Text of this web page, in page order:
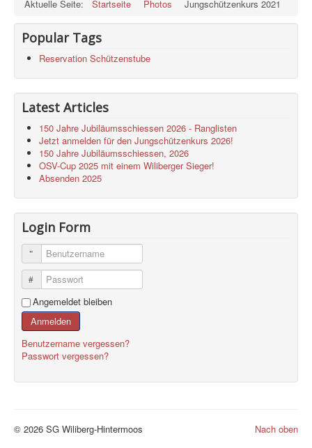
Aktuelle Seite:
Startseite Photos Jungschützenkurs 2021
Popular Tags
Reservation Schützenstube
Latest Articles
150 Jahre Jubiläumsschiessen 2026 - Ranglisten
Jetzt anmelden für den Jungschützenkurs 2026!
150 Jahre Jubiläumsschiessen, 2026
OSV-Cup 2025 mit einem Wiliberger Sieger!
Absenden 2025
Login Form
Benutzername
Passwort
Angemeldet bleiben
Anmelden
Benutzername vergessen?
Passwort vergessen?
Nach oben
© 2026 SG Wiliberg-Hintermoos